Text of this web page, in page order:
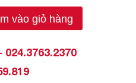
vào giỏ hàng
024.3763.2370